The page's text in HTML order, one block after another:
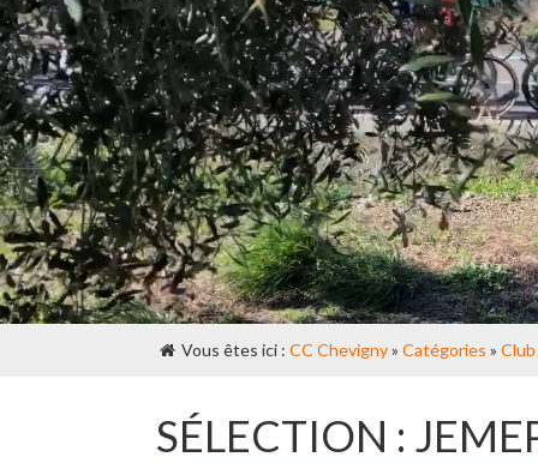
Vous êtes ici : CC Chevigny» Catégories » Club
SÉLECTION :